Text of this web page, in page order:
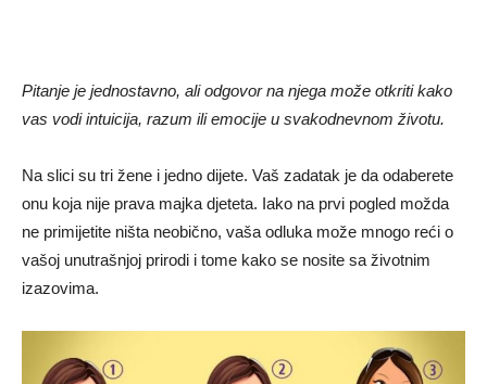
Pitanje je jednostavno, ali odgovor na njega može otkriti kako
vas vodi intuicija, razum ili emocije u svakodnevnom životu.
Na slici su tri žene i jedno dijete. Vaš zadatak je da odaberete
onu koja nije prava majka djeteta. Iako na prvi pogled možda
ne primijetite ništa neobično, vaša odluka može mnogo reći o
vašoj unutrašnjoj prirodi i tome kako se nosite sa životnim
izazovima.